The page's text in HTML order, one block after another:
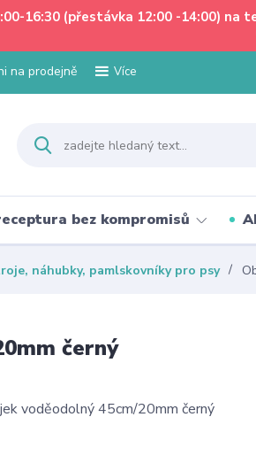
16:30 (přestávka 12:00 -14:00) na
na prodejně Více
bez kompromisů
náhubky, pamlskovníky pro psy
černý